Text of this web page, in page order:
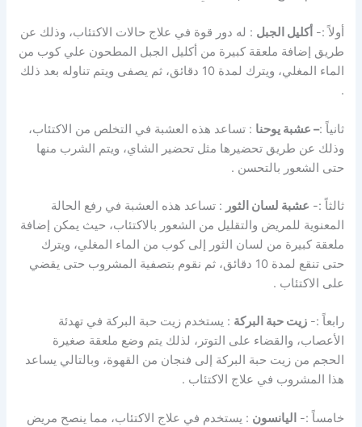
أولاً :- أكليل الجبل : له دور قوة في علاج حالات الاكتئاب، وذلك عن
طريق إضافة ملعقة كبيرة من أكليل الجبل المطحون علي كوب من
الماء المغلي، ويترك لمدة 10 دقائق، ثم يصفى ويتم تناوله بعد ذلك
.
ثانياً :– عشبة يوحنا : تساعد هذه العشبة في التخلص من الاكتئاب،
وذلك عن طريق تحضيرها مثل تحضير الشاي، ويتم الشرب منها
حتى الشعور بالتحسن .
ثالثاً :- عشبة لسان الثور : تساعد هذه العشبة في رفع الحالة
المعنوية للمريض والتقليل من الشعور بالاكتئاب، حيث يمكن إضافة
ملعقة كبيرة من لسان الثور إلى كوب من الماء المغلي، ويترك
حتى تنقع لمدة 10 دقائق، ثم نقوم بتصفية المشروب حتى يقضي
على الاكتئاب .
رابعاً :-زيت حبة البركة : يستخدم زيت حبة البركة في تهدئة
الأعصاب، والقضاء على التوتر، لذلك يتم وضع ملعقة صغيرة
الحجم من زيت حبة البركة إلى فنجان من القهوة، وبالتالي يساعد
هذا المشروب في علاج الاكتئاب .
خامساً :- اليانسون : يستخدم في علاج الاكتئاب، مما ينصح مريض